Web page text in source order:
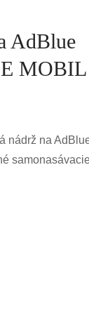
AdBlue
MOBIL
nádrž na